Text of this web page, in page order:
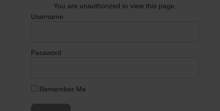
You are unauthorized to view this page.
Username
Password
Remember Me